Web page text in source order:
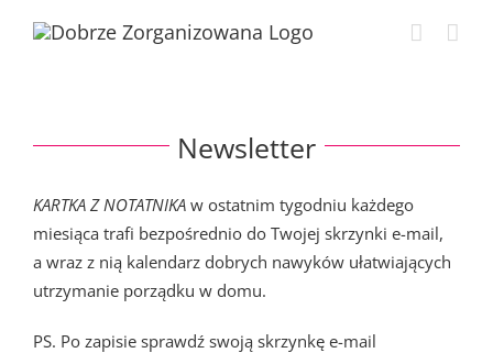
Newsletter
KARTKA Z NOTATNIKA w ostatnim tygodniu każdego
miesiąca trafi bezpośrednio do Twojej skrzynki e-mail,
a wraz z nią kalendarz dobrych nawyków ułatwiających
utrzymanie porządku w domu.
PS. Po zapisie sprawdź swoją skrzynkę e-mail